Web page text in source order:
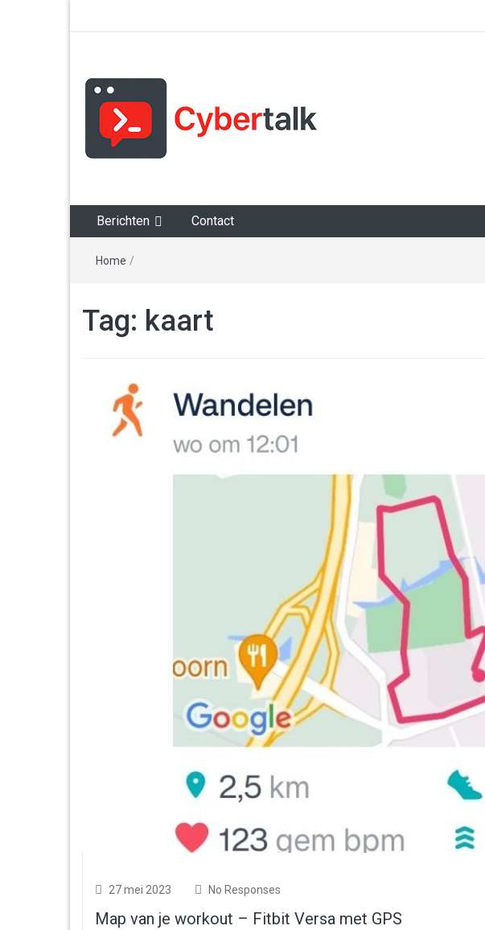
Berichten Contact
Home /
Tag: kaart
27 mei 2023 No Responses
Map van je workout – Fitbit Versa met GPS